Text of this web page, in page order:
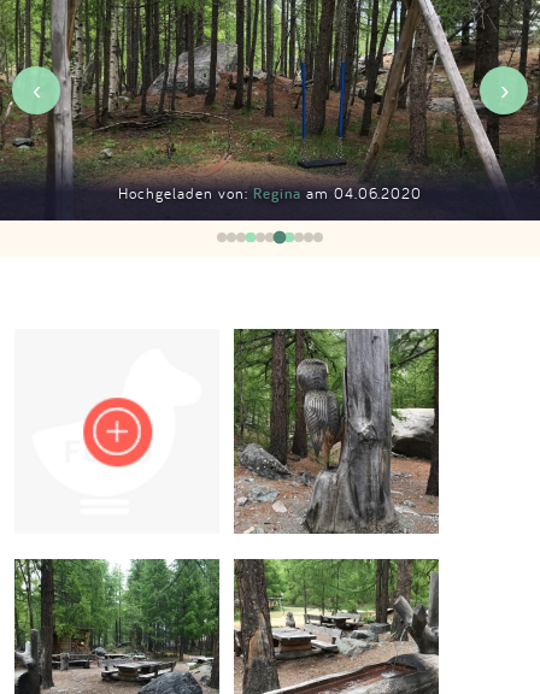
Partner
Kontakt
Impressum
Anmelden
Hochgeladen von:Reginaam 04.06.2020
‹ ›